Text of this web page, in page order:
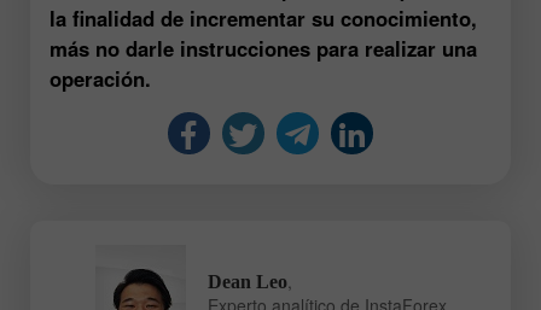
la finalidad de incrementar su conocimiento,
más no darle instrucciones para realizar una
operación.
Dean Leo,